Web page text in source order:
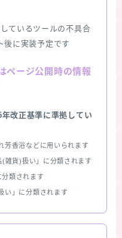
ているツールの不具合
後に実装予定です
ページ公開時の情報
改正基準に準拠してい
芳香浴などに用いられます
(雑貨)扱い」に分類されます
分類されます
い」に分類されます